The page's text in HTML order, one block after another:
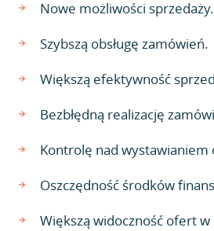
Nowe możliwości sprzedaży.
Szybszą obsługę zamówień.
Większą efektywność
Bezbłędną realizację
Kontrolę nad wystawianiem
Oszczędność środków
Większą widoczność ofert